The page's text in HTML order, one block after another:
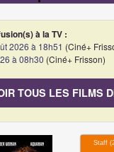
à la TV :
2026 à 18h51 (Ciné+
à 08h30 (Ciné+ Frisson)
TOUS LES FILMS
Staff (